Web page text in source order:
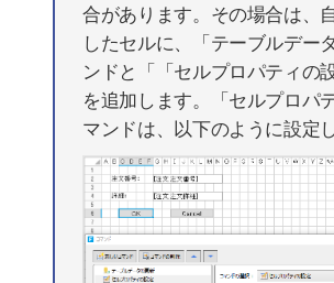
合があります。その場合は、
したセルに、「テーブルデー
ンドと「「セルプロパティの
を追加します。「セルプロパ
マンドは、以下のように設定し